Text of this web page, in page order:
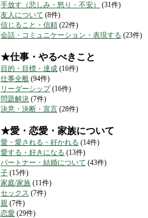
手放す（悲しみ・怒り・不安）
(31件)
友人について (8件)
信じること・信頼 (22件)
会話・コミュニケーション・表現する (23件)
★仕事・やるべきこと
目的・目標・達成 (16件)
仕事全般 (94件)
リーダーシップ(16件)
問題解決 (7件)
決意・決断・宣言 (28件)
★愛・恋愛・家族について
愛・愛される・好かれる (14件)
愛する・好きになる (13件)
パートナー・結婚について (43件)
子 (15件)
家庭/家族 (11件)
セックス (7件)
親 (7件)
恋愛 (29件)